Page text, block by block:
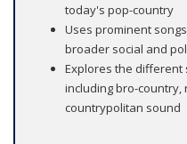
today's pop-country
Uses prominent
broader social and
Explores the different
including bro-country,
countrypolitan sound